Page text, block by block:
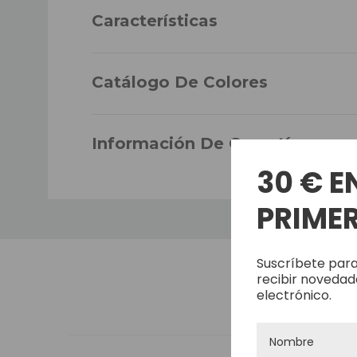
LA DURABILIDAD
ESTILO DEL CABELLO
Características
Catálogo De Colores
Información De Garantía
30 €
Suscríbete
recibir
electrónico.